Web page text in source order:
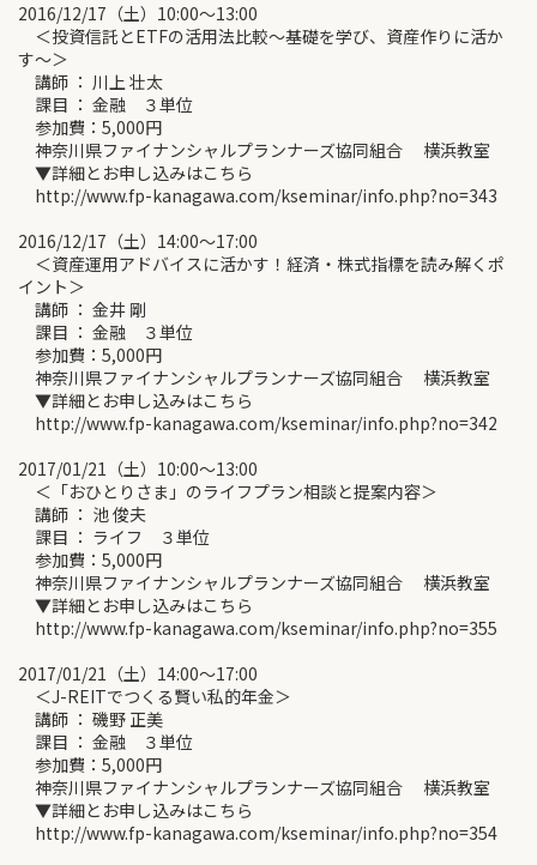
2016/12/17（土）10:00～13:00
＜投資信託とETFの活用法比較～基礎を学び、資産作りに活か
す～＞
講師 ： 川上 壮太
課目 ： 金融 ３単位
参加費：5,000円
神奈川県ファイナンシャルプランナーズ協同組合 横浜教室
▼詳細とお申し込みはこちら
http://www.fp-kanagawa.com/kseminar/info.php?no=343
2016/12/17（土）14:00～17:00
＜資産運用アドバイスに活かす！経済・株式指標を読み解くポ
イント＞
講師 ： 金井 剛
課目 ： 金融 ３単位
参加費：5,000円
神奈川県ファイナンシャルプランナーズ協同組合 横浜教室
▼詳細とお申し込みはこちら
http://www.fp-kanagawa.com/kseminar/info.php?no=342
2017/01/21（土）10:00～13:00
＜「おひとりさま」のライフプラン相談と提案内容＞
講師 ： 池 俊夫
課目 ： ライフ ３単位
参加費：5,000円
神奈川県ファイナンシャルプランナーズ協同組合 横浜教室
▼詳細とお申し込みはこちら
http://www.fp-kanagawa.com/kseminar/info.php?no=355
2017/01/21（土）14:00～17:00
＜J-REITでつくる賢い私的年金＞
講師 ： 磯野 正美
課目 ： 金融 ３単位
参加費：5,000円
神奈川県ファイナンシャルプランナーズ協同組合 横浜教室
▼詳細とお申し込みはこちら
http://www.fp-kanagawa.com/kseminar/info.php?no=354